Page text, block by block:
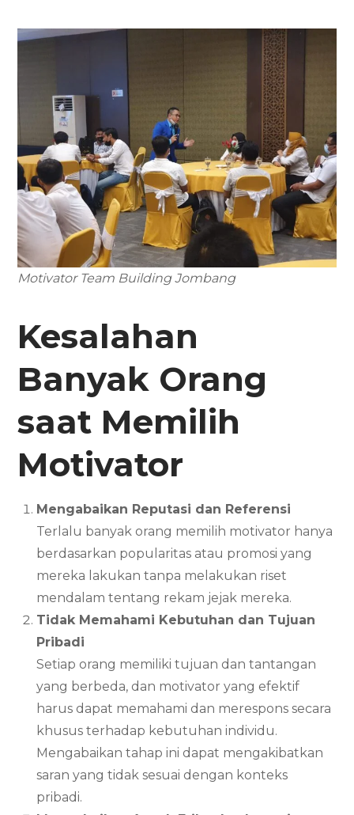
Motivator Team Building Jombang
Kesalahan
Banyak Orang
saat Memilih
Motivator
Mengabaikan Reputasi dan Referensi
Terlalu banyak orang memilih motivator hanya
berdasarkan popularitas atau promosi yang
mereka lakukan tanpa melakukan riset
mendalam tentang rekam jejak mereka.
Tidak Memahami Kebutuhan dan Tujuan
Pribadi
Setiap orang memiliki tujuan dan tantangan
yang berbeda, dan motivator yang efektif
harus dapat memahami dan merespons secara
khusus terhadap kebutuhan individu.
Mengabaikan tahap ini dapat mengakibatkan
saran yang tidak sesuai dengan konteks
pribadi.